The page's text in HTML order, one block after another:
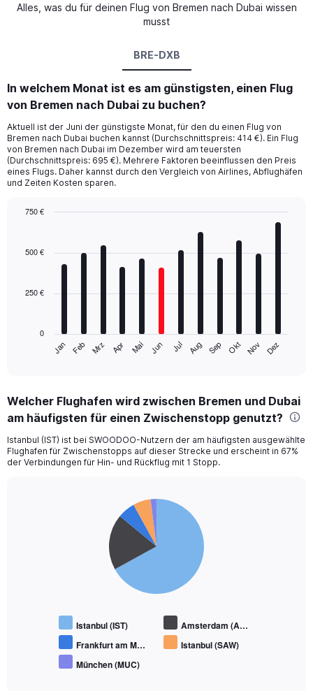
Alles, was du für deinen Flug von Bremen nach Dubai wissen
musst
BRE-DXB
In welchem Monat ist es am günstigsten, einen Flug
von Bremen nach Dubai zu buchen?
Aktuell ist der Juni der günstigste Monat, für den du einen Flug von
Bremen nach Dubai buchen kannst (Durchschnittspreis: 414 €). Ein Flug
von Bremen nach Dubai im Dezember wird am teuersten
(Durchschnittspreis: 695 €). Mehrere Faktoren beeinflussen den Preis
eines Flugs. Daher kannst durch den Vergleich von Airlines, Abflughäfen
und Zeiten Kosten sparen.
with
The
Range:
12
The
chart
Jan Feb Mrz Apr Mai Jun Jul Aug Sep Okt Nov Dez
0
250 €
500 €
750 €
Welcher Flughafen wird zwischen Bremen und Dubai
am häufigsten für einen Zwischenstopp genutzt?
Istanbul (IST) ist bei SWOODOO-Nutzern der am häufigsten ausgewählte
Flughafen für Zwischenstopps auf dieser Strecke und erscheint in 67%
der Verbindungen für Hin- und Rückflug mit 1 Stopp.
Istanbul (IST)
Amsterdam (A…
Frankfurt am M…
Istanbul (SAW)
München (MUC)